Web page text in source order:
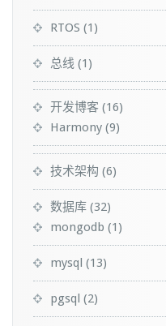
RTOS (1)
总线 (1)
开发博客 (16)
Harmony (9)
技术架构 (6)
数据库 (32)
mongodb (1)
mysql (13)
pgsql (2)